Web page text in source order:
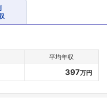
平均年収
397万円